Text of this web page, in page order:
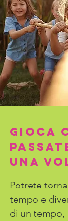
GIOCA
UNA
Potrete
tempo e
di un tempo,